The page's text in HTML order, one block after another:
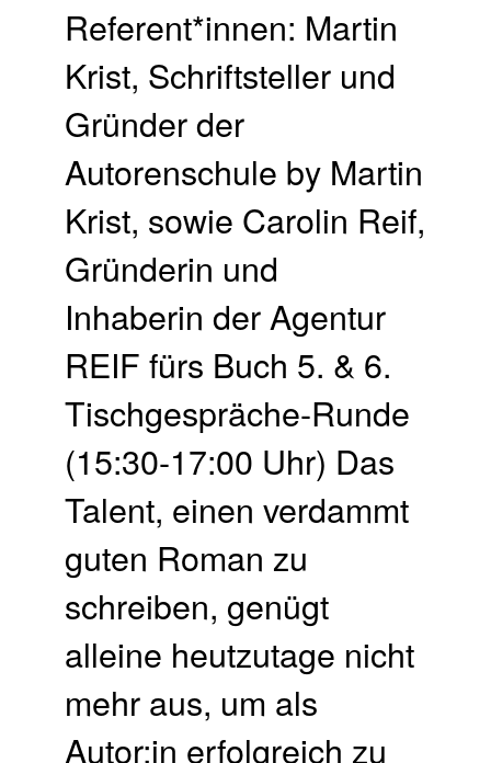
Referent*innen: Martin
Krist, Schriftsteller und
Gründer der
Autorenschule by Martin
Krist, sowie Carolin Reif,
Gründerin und
Inhaberin der Agentur
REIF fürs Buch 5. & 6.
Tisch­gespräche-Runde
(15:30-17:00 Uhr) Das
Talent, einen verdammt
guten Roman zu
schreiben, genügt
alleine heutzutage nicht
mehr aus, um als
Autor:in erfolgreich zu